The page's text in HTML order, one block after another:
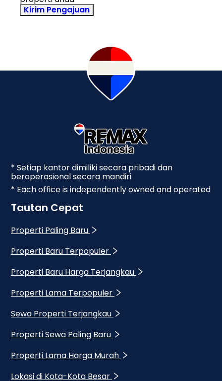
Kirim Pengajuan
* Setiap kantor dimiliki secara pribadi dan
beroperasional secara mandiri
* Each office is independently owned and operated
Tautan Cepat
Properti Paling Baru
Properti Baru Terpopuler
Properti Baru Harga Terjangkau
Properti Lama Terpopuler
Sewa Properti Terjangkau
Properti Sewa Paling Baru
Properti Lama Harga Murah
Lokasi di Kota-Kota Besar